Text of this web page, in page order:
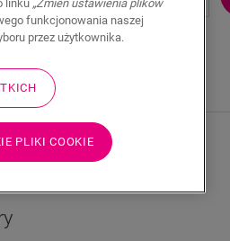
linku „Zmień ustawienia plików
funkcjonowania naszej
przez użytkownika.
PLIKI COOKIE